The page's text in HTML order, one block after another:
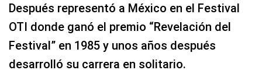
Después representó a México en el Festival
OTI donde ganó el premio “Revelación del
Festival” en 1985 y unos años después
desarrolló su carrera en solitario.